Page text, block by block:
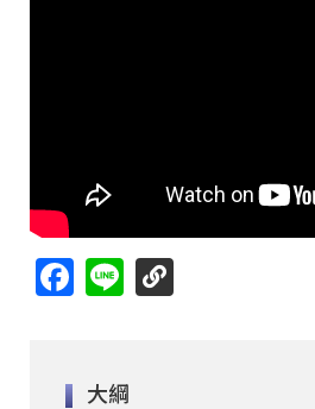
Facebook
Line
大綱